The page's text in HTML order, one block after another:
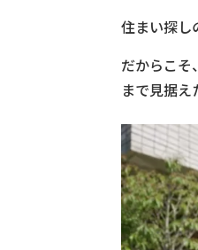
住まい探し
だからこそ
まで見据え